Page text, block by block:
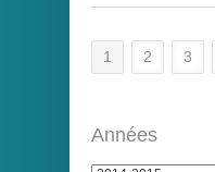
1 2 3
Années